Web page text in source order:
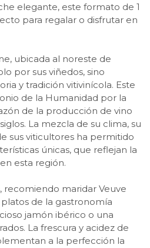
elegante, este formato de 1
para regalar o disfrutar en
ubicada al noreste de
por sus viñedos, sino
y tradición vitivinícola. Este
de la Humanidad por la
de la producción de vino
La mezcla de su clima, su
sus viticultores ha permitido
únicas, que reflejan la
esta región.
recomiendo maridar Veuve
de la gastronomía
jamón ibérico o una
La frescura y acidez de
a la perfección la